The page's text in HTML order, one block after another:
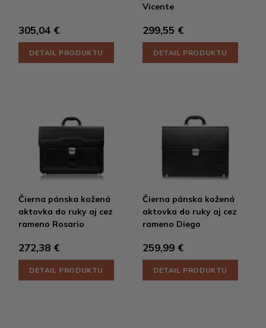
305,04 €
DETAIL PRODUKTU
Vicente
299,55 €
DETAIL PRODUKTU
Čierna pánska kožená
aktovka do ruky aj cez
rameno Rosario
272,38 €
DETAIL PRODUKTU
Čierna pánska kožená
aktovka do ruky aj cez
rameno Diego
259,99 €
DETAIL PRODUKTU